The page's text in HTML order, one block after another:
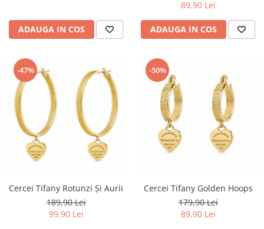
ADAUGA IN COS
89,90 Lei
ADAUGA IN COS
-47%
Cercei Tifany Rotunzi Și Aurii
189,90 Lei
99,90 Lei
-50%
Cercei Tifany Golden Hoops
179,90 Lei
89,90 Lei